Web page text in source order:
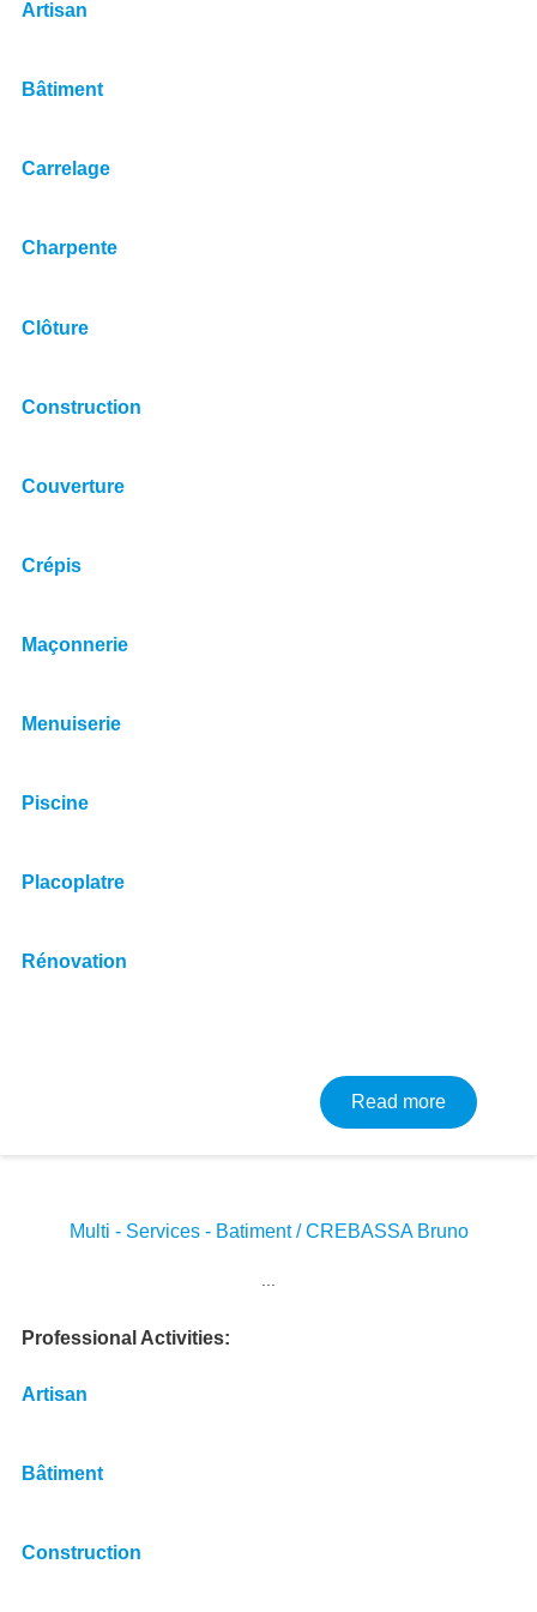
Artisan
Bâtiment
Carrelage
Charpente
Clôture
Construction
Couverture
Crépis
Maçonnerie
Menuiserie
Piscine
Placoplatre
Rénovation
Read moreabout
Multi - Services - Batiment / CREBASSA Bruno
Professional Activities
Artisan
Bâtiment
Construction